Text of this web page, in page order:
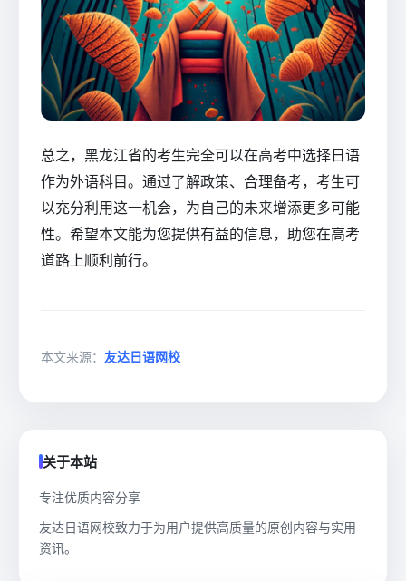
总之，黑龙江省的考生完全可以在高考中选择日语
作为外语科目。通过了解政策、合理备考，考生可
以充分利用这一机会，为自己的未来增添更多可能
性。希望本文能为您提供有益的信息，助您在高考
道路上顺利前行。
本文来源： 友达日语网校
关于本站
专注优质内容分享
友达日语网校致力于为用户提供高质量的原创内容与实用
资讯。